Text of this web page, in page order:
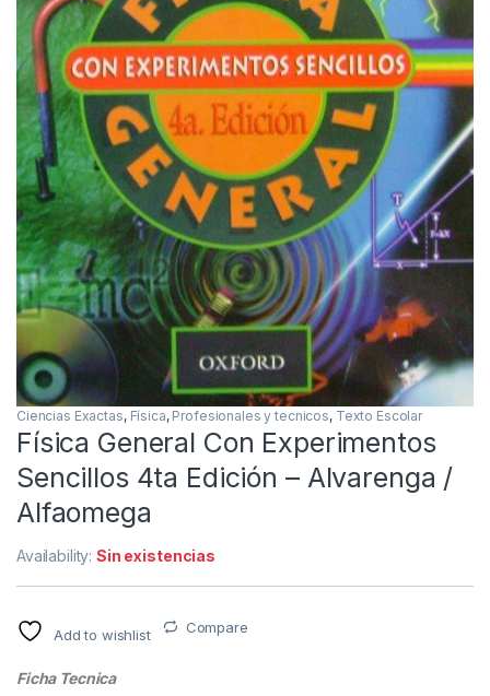
Ciencias Exactas, Física, Profesionales y tecnicos, Texto Escolar
Física General Con Experimentos
Sencillos 4ta Edición – Alvarenga /
Alfaomega
Availability:Sin existencias
Add to wishlist Compare
Ficha Tecnica